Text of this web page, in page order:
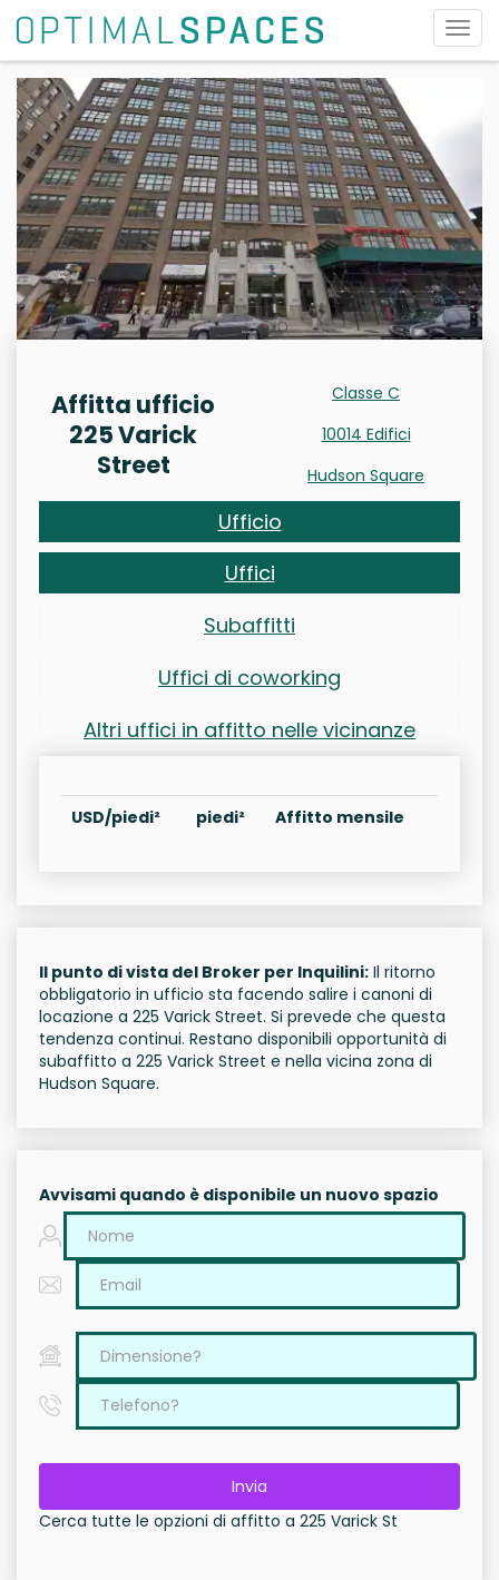
la
Affitta ufficio
225 Varick
Street
Classe C
10014 Edifici
Hudson Square
Ufficio
Uffici
Subaffitti
Uffici di coworking
Altri uffici in affitto nelle vicinanze
USD/piedi² piedi² Affitto mensile
Il punto di vista del Broker per Inquilini: Il ritorno
obbligatorio in ufficio sta facendo salire i canoni di
locazione a 225 Varick Street. Si prevede che questa
tendenza continui. Restano disponibili opportunità di
subaffitto a 225 Varick Street e nella vicina zona di
Hudson Square.
Avvisami quando è disponibile un nuovo spazio
Invia
Cerca tutte le opzioni di affitto a 225 Varick St